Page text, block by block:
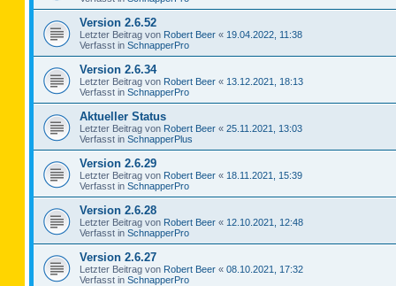
Version 2.6.52
Letzter Beitrag von Robert Beer « 19.04.2022, 11:38
Verfasst in SchnapperPro
Version 2.6.34
Letzter Beitrag von Robert Beer « 13.12.2021, 18:13
Verfasst in SchnapperPro
Aktueller Status
Letzter Beitrag von Robert Beer « 25.11.2021, 13:03
Verfasst in SchnapperPlus
Version 2.6.29
Letzter Beitrag von Robert Beer « 18.11.2021, 15:39
Verfasst in SchnapperPro
Version 2.6.28
Letzter Beitrag von Robert Beer « 12.10.2021, 12:48
Verfasst in SchnapperPro
Version 2.6.27
Letzter Beitrag von Robert Beer « 08.10.2021, 17:32
Verfasst in SchnapperPro